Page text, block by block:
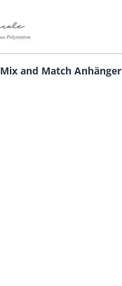
Mix and Match Anhänger